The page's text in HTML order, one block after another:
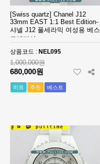
[Swiss quartz] Chanel J12
33mm EAST 1:1 Best Edition-
샤넬 J12 풀세라믹 여성용 베스
트에디션
상품코드 : NEL095
1,000,000원
680,000원
히트 추천 베스트